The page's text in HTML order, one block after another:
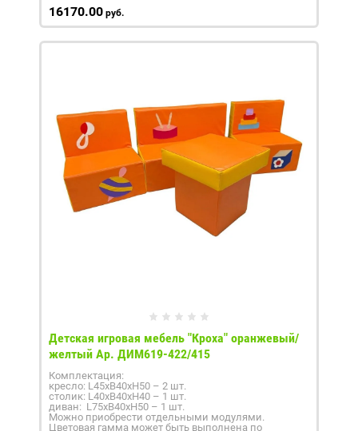
16170.00 руб.
Детская игровая мебель "Кроха" оранжевый/
желтый Ар. ДИМ619-422/415
Комплектация:
кресло: L45xB40xH50 – 2 шт.
столик: L40xB40xH40 – 1 шт.
диван: L75xB40xH50 – 1 шт.
Можно приобрести отдельными модулями.
Цветовая гамма может быть выполнена по